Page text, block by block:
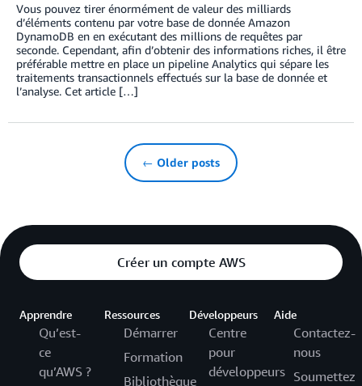
Vous pouvez tirer énormément de valeur des milliards
d’éléments contenu par votre base de donnée Amazon
DynamoDB en en exécutant des millions de requêtes par
seconde. Cependant, afin d’obtenir des informations riches, il être
préférable mettre en place un pipeline Analytics qui sépare les
traitements transactionnels effectués sur la base de donnée et
l’analyse. Cet article […]
← Older posts
Créer un compte AWS
Apprendre
Qu’est-
ce
qu’AWS ?
Ressources
Démarrer
Formation
Bibliothèque
Développeurs
Centre
pour
développeurs
Aide
Contactez-
nous
Soumettez